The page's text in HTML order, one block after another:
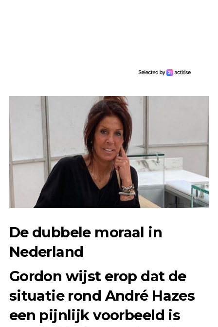
De dubbele moraal in
Nederland
Gordon wijst erop dat de
situatie rond André Hazes
een pijnlijk voorbeeld is